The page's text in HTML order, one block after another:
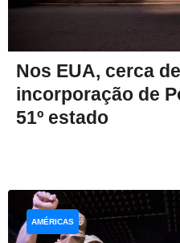
Nos EUA, cerca
incorporação de
51º estado
AMÉRICAS